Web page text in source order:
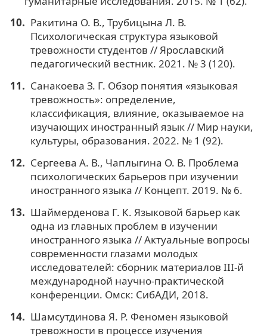
Ракитина О. В., Трубицына Л. В.
Психологическая структура языковой
тревожности студентов // Ярославский
педагогический вестник. 2021. № 3 (120).
Санакоева З. Г. Обзор понятия «языковая
тревожность»: определение,
классификация, влияние, оказываемое на
изучающих иностранный язык // Мир науки,
культуры, образования. 2022. № 1 (92).
Сергеева А. В., Чаплыгина О. В. Проблема
психологических барьеров при изучении
иностранного языка // Концепт. 2019. № 6.
Шаймерденова Г. К. Языковой барьер как
одна из главных проблем в изучении
иностранного языка // Актуальные вопросы
современности глазами молодых
исследователей: сборник материалов III-й
международной научно-практической
конференции. Омск: СибАДИ, 2018.
Шамсутдинова Я. Р. Феномен языковой
тревожности в процессе изучения